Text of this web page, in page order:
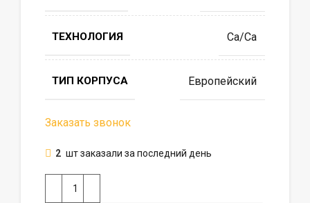
ТЕХНОЛОГИЯ Ca/Ca
ТИП КОРПУСА Европейский
Заказать звонок
2 шт заказали за последний день